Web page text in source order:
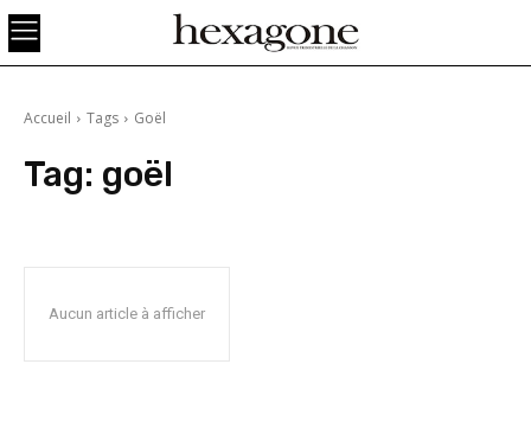
Accueil Tags Goël
Tag: goël
Aucun article à afficher